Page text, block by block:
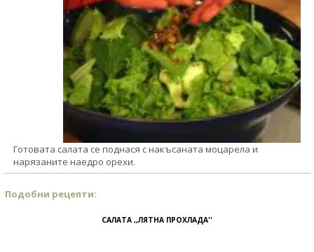
Готовата салата се поднася с накъсаната моцарела и
нарязаните наедро орехи.
Подобни рецепти:
САЛАТА ,,ЛЯТНА ПРОХЛАДА''